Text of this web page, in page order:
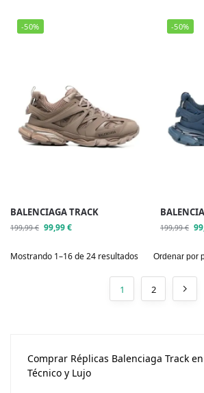
-50%
BALENCIAGA TRACK
199,99€ 99,99€
-50%
199,99€
Mostrando 1–16 de 24 resultados
1 2
Comprar Réplicas Balenciaga Track
Técnico y Lujo